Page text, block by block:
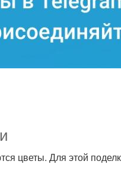
Интересные
Новогодние
цветы. Для этой